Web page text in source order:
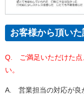
お客様から頂い
Q. ご満足いただけた点
い。
A. 営業担当の対応が良